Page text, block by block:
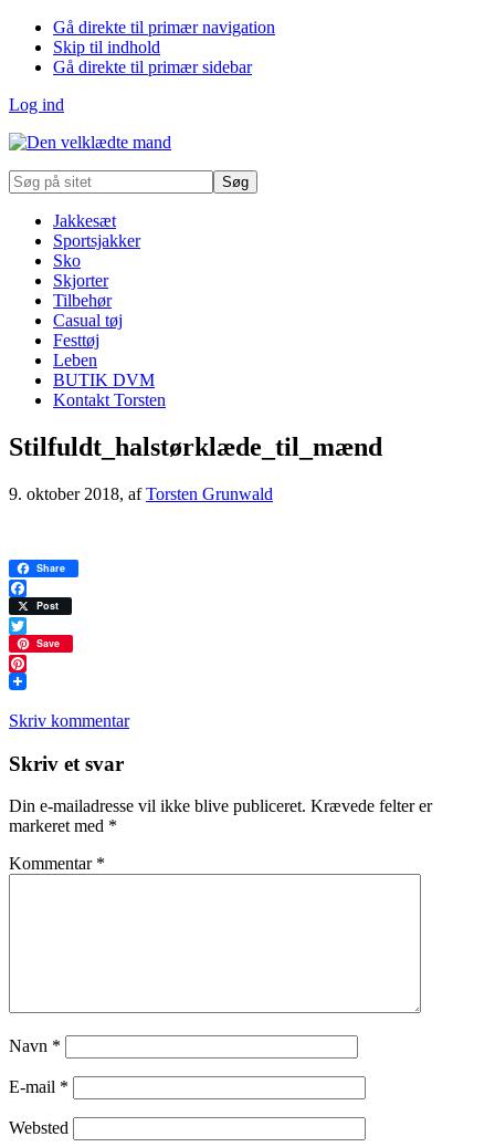
Gå direkte til primær navigation
Skip til indhold
Gå direkte til primær sidebar
Log ind
Søg
på
Jakkesæt
Sportsjakker
Sko
Skjorter
Tilbehør
Casual tøj
Festtøj
Leben
BUTIK DVM
Kontakt Torsten
Stilfuldt_halstørklæde_til_mænd
9. oktober 2018, afTorsten Grunwald
Share
Facebook
Post
Twitter
Save
Pinterest
Skriv kommentar
Læserinteraktioner
Skriv et svar
Din e-mailadresse vil ikke blive publiceret. Krævede felter er
markeret med *
Kommentar *
Navn *
E-mail *
Websted